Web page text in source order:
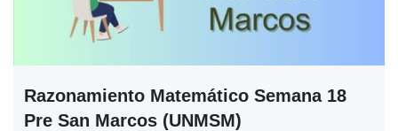
Razonamiento Matemático Semana 18
Pre San Marcos (UNMSM)